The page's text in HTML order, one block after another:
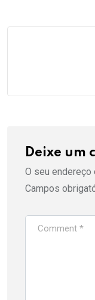
Deixe um
O seu endereço
Campos